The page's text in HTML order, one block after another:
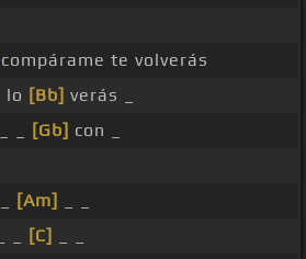
compárame te volverás
lo [Bb] verás _
_ [Gb] con _
[Am]
[C]